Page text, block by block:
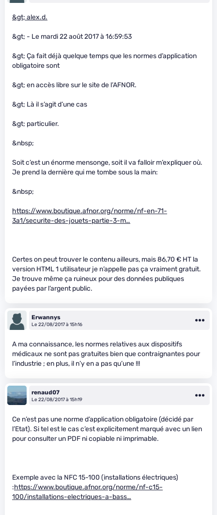
&gt; alex.d.
&gt; - Le mardi 22 août 2017 à 16:59:53
&gt; Ça fait déjà quelque temps que les normes d’application
obligatoire sont
&gt; en accès libre sur le site de l’AFNOR.
&gt; Là il s’agit d’une cas
&gt; particulier.
&nbsp;
Soit c’est un énorme mensonge, soit il va falloir m’expliquer où.
Je prend la dernière qui me tombe sous la main:
&nbsp;
https://www.boutique.afnor.org/norme/nf-en-71-
3a1/securite-des-jouets-partie-3-m…
Certes on peut trouver le contenu ailleurs, mais 86,70 € HT la
version HTML 1 utilisateur je n’appelle pas ça vraiment gratuit.
Je trouve même ça ruineux pour des données publiques
payées par l’argent public.
Erwannys
Le 22/08/2017 à 15h16
A ma connaissance, les normes relatives aux dispositifs
médicaux ne sont pas gratuites bien que contraignantes pour
l’industrie ; en plus, il n’y en a pas qu’une !!!
renaud07
Le 22/08/2017 à 15h19
Ce n’est pas une norme d’application obligatoire (décidé par
l’Etat). Si tel est le cas c’est explicitement marqué avec un lien
pour consulter un PDF ni copiable ni imprimable.
Exemple avec la NFC 15-100 (installations électriques)
:https://www.boutique.afnor.org/norme/nf-c15-
100/installations-electriques-a-bass…